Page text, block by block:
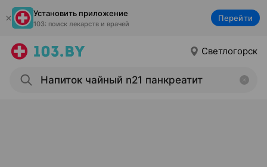
Установить приложение
103: поиск лекарств и врачей
Перейти
Светлогорск